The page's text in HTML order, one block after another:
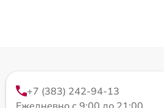
+7 (383) 242-94-13